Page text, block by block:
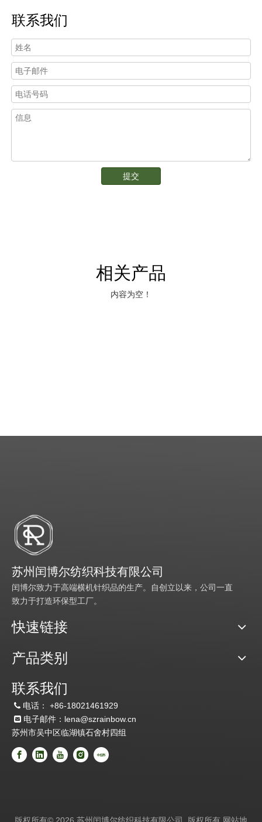
联系我们
提交
相关产品
内容为空！
苏州闰博尔纺织科技有限公司
闰博尔致力于高端横机针织品的生产。自创立以来，公司一直
致力于打造环保型工厂。
快速链接
产品类别
联系我们
 电话： +86-18021461929
 电子邮件：lena@szrainbow.cn
苏州市吴中区临湖镇石舍村四组